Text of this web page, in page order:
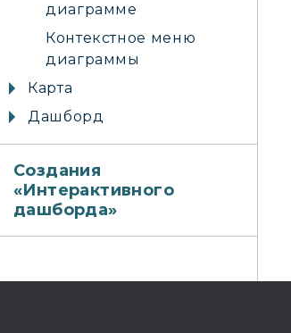
диаграмме
Контекстное меню
диаграммы
Карта
Дашборд
Создания
«Интерактивного
дашборда»